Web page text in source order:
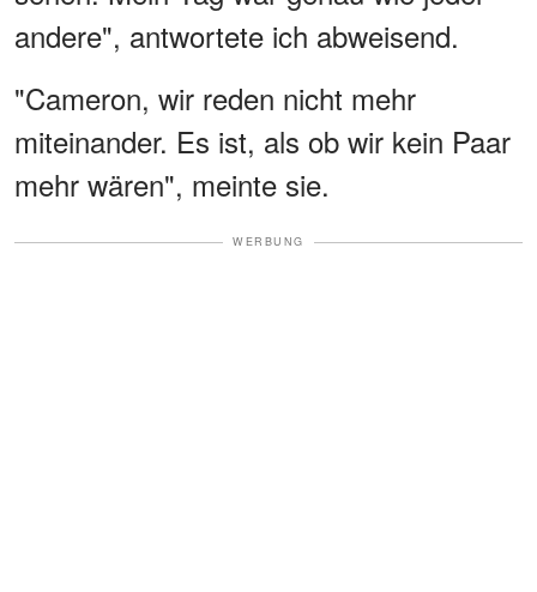
andere", antwortete ich abweisend.
"Cameron, wir reden nicht mehr
miteinander. Es ist, als ob wir kein Paar
mehr wären", meinte sie.
WERBUNG